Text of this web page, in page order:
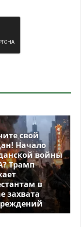
свой
Начало
войны
Трамп
в
захвата